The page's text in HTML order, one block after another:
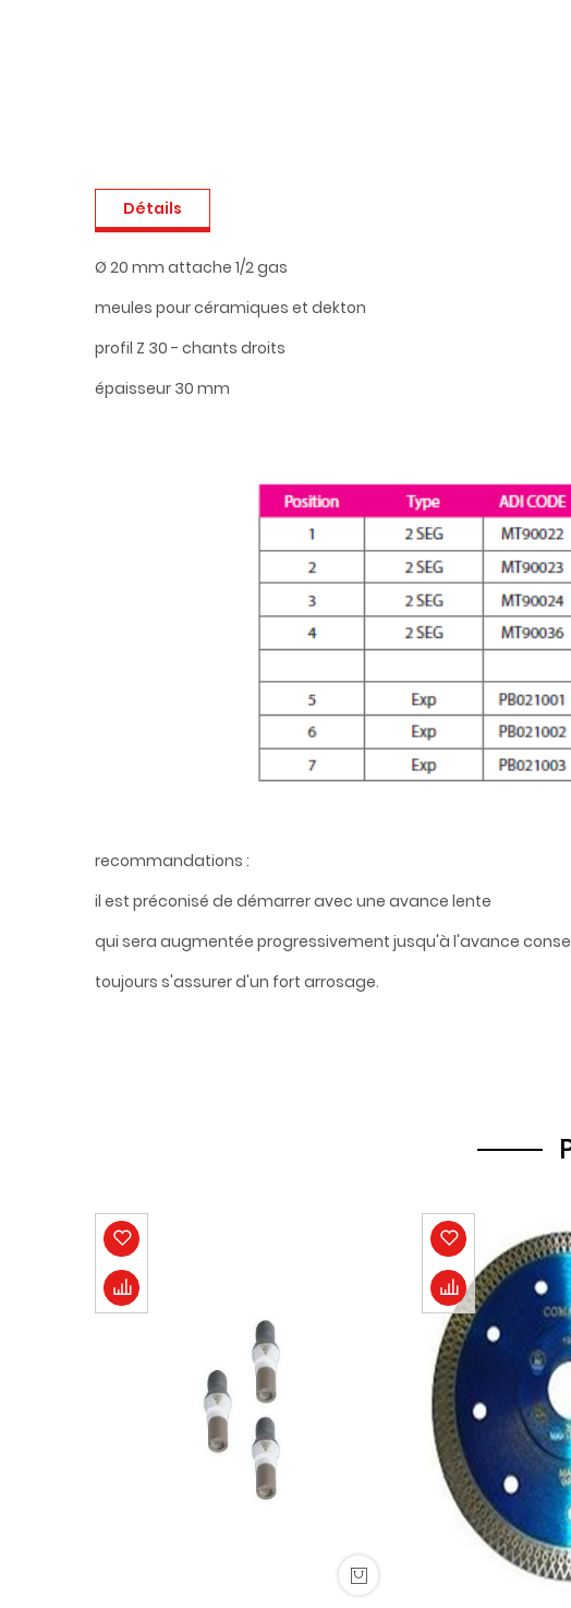
Détails
Ø 20 mm attache 1/2 gas
meules pour céramiques et dekton
profil Z 30 - chants droits
épaisseur 30 mm
recommandations :
il est préconisé de démarrer avec une avance lente
qui sera augmentée progressivement jusqu'à l'avance
toujours s'assurer d'un fort arrosage.